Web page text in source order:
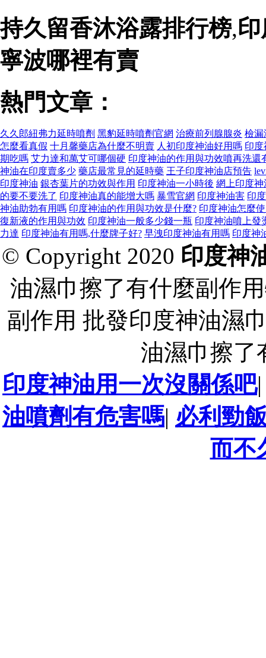
持久留香沐浴露排行榜,
寧波哪裡有賣
熱門文章：
久久郎紐弗力延時噴劑 黑豹延時噴劑官網 治療前列腺腺炎 檢漏
怎麼看真假 十月馨藥店為什麼不明賣 人初印度神油好用嗎 印度
期吃嗎 艾力達和萬艾可哪個硬 印度神油的作用與功效噴再洗還
神油在印度賣多少 藥店最常見的延時藥 王子印度神油店預告
印度神油 銀杏葉片的功效與作用 印度神油一小時後 網上印度神
的要不要洗了 印度神油真的能增大嗎 暴雪官網 印度神油害 印
神油助勃有用嗎 印度神油的作用與功效是什麼? 印度神油怎麼
復新液的作用與功效 印度神油一般多少錢一瓶 印度神油噴上發
力達 印度神油有用嗎,什麼牌子好? 早洩印度神油有用嗎 印度神
© Copyright 2020 印度神
油濕巾擦了有什麼副作
副作用 批發印度神油濕
油濕巾擦了
印度神油用一次沒關係吧
油噴劑有危害嗎| 必利勁
而不